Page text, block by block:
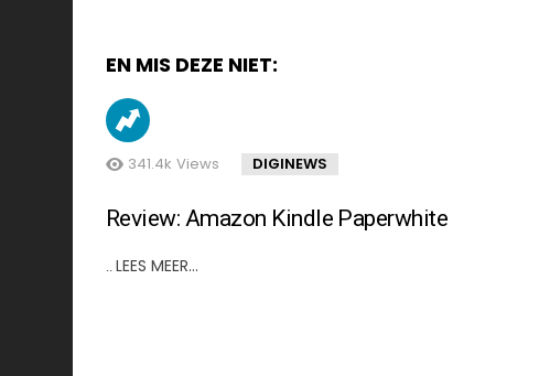
EN MIS DEZE NIET:
341.4k Views DIGINEWS
Review: Amazon Kindle Paperwhite
.. LEES MEER…